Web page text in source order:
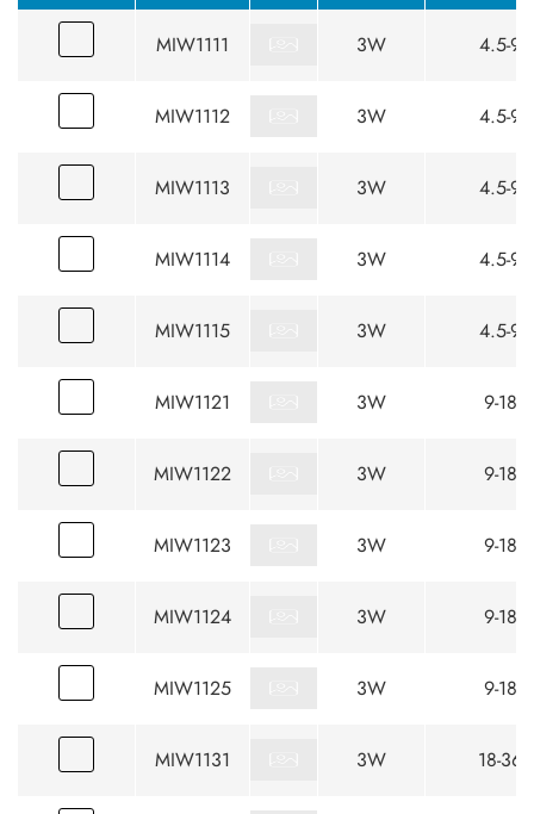
MIW1111 3W 4.5-9
MIW1112 3W 4.5-9
MIW1113 3W 4.5-9
MIW1114 3W 4.5-9
MIW1115 3W 4.5-9
MIW1121 3W 9-18
MIW1122 3W 9-18
MIW1123 3W 9-18
MIW1124 3W 9-18
MIW1125 3W 9-18
MIW1131 3W 18-36